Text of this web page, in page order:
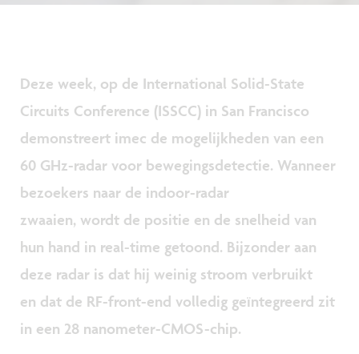
Deze week, op de International Solid-State
Circuits Conference (ISSCC) in San Francisco
demonstreert imec de mogelijkheden van een
60 GHz-radar voor bewegingsdetectie. Wanneer
bezoekers naar de indoor-radar
zwaaien, wordt de positie en de snelheid van
hun hand in real-time getoond. Bijzonder aan
deze radar is dat hij weinig stroom verbruikt
en dat de RF-front-end volledig geïntegreerd zit
in een 28 nanometer-CMOS-chip.